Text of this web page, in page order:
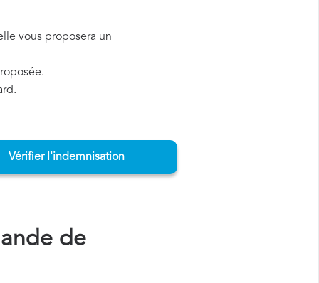
vous proposera un
Vérifier l'indemnisation
de